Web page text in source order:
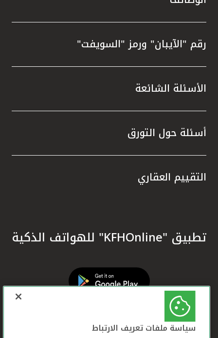
رقم "الآيبان" ورمز "السويفت"
الأسئلة الشائعة
أسئلة حول التورق
التقييم العقاري
تطبيق "KFHOnline" للهواتف الذكية
سياسة ملفات تعريف الارتباط